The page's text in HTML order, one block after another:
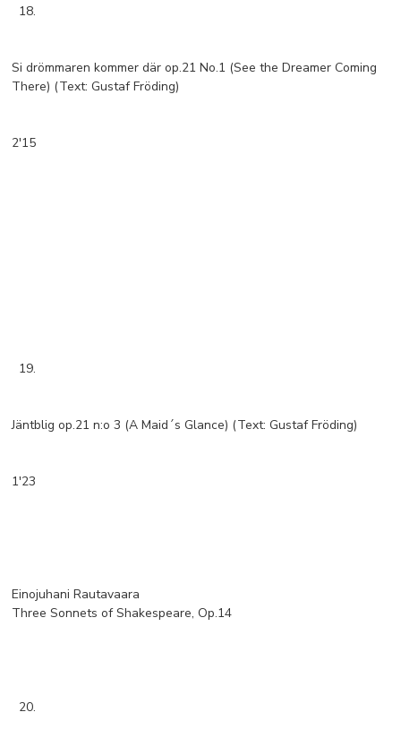
18.
Si drömmaren kommer där op.21 No.1 (See the Dreamer Coming
There) (Text: Gustaf Fröding)
2'15
19.
Jäntblig op.21 n:o 3 (A Maid´s Glance) (Text: Gustaf Fröding)
1'23
Einojuhani Rautavaara
Three Sonnets of Shakespeare, Op.14
20.